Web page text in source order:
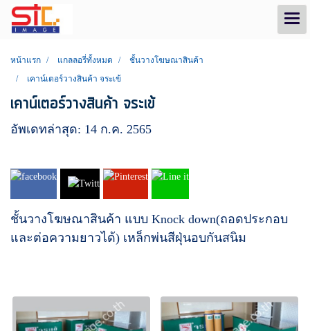
หน้าแรก แกลลอรี่ทั้งหมด
ชั้นวางโฆษณาสินค้า
เคาน์เตอร์วางสินค้า จระเข้
เคาน์เตอร์วางสินค้า จระเข้
อัพเดทล่าสุด: 14 ก.ค. 2565
ชั้นวางโฆษณาสินค้า แบบ Knock down(ถอดประกอบ
และต่อความยาวได้) เหล็กพ่นสีฝุ่นอบกันสนิม